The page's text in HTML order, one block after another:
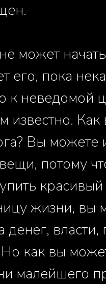
может
его, пока
к
известно.
Вы
потому
жизни, вы
денег,
как вы
малейшего